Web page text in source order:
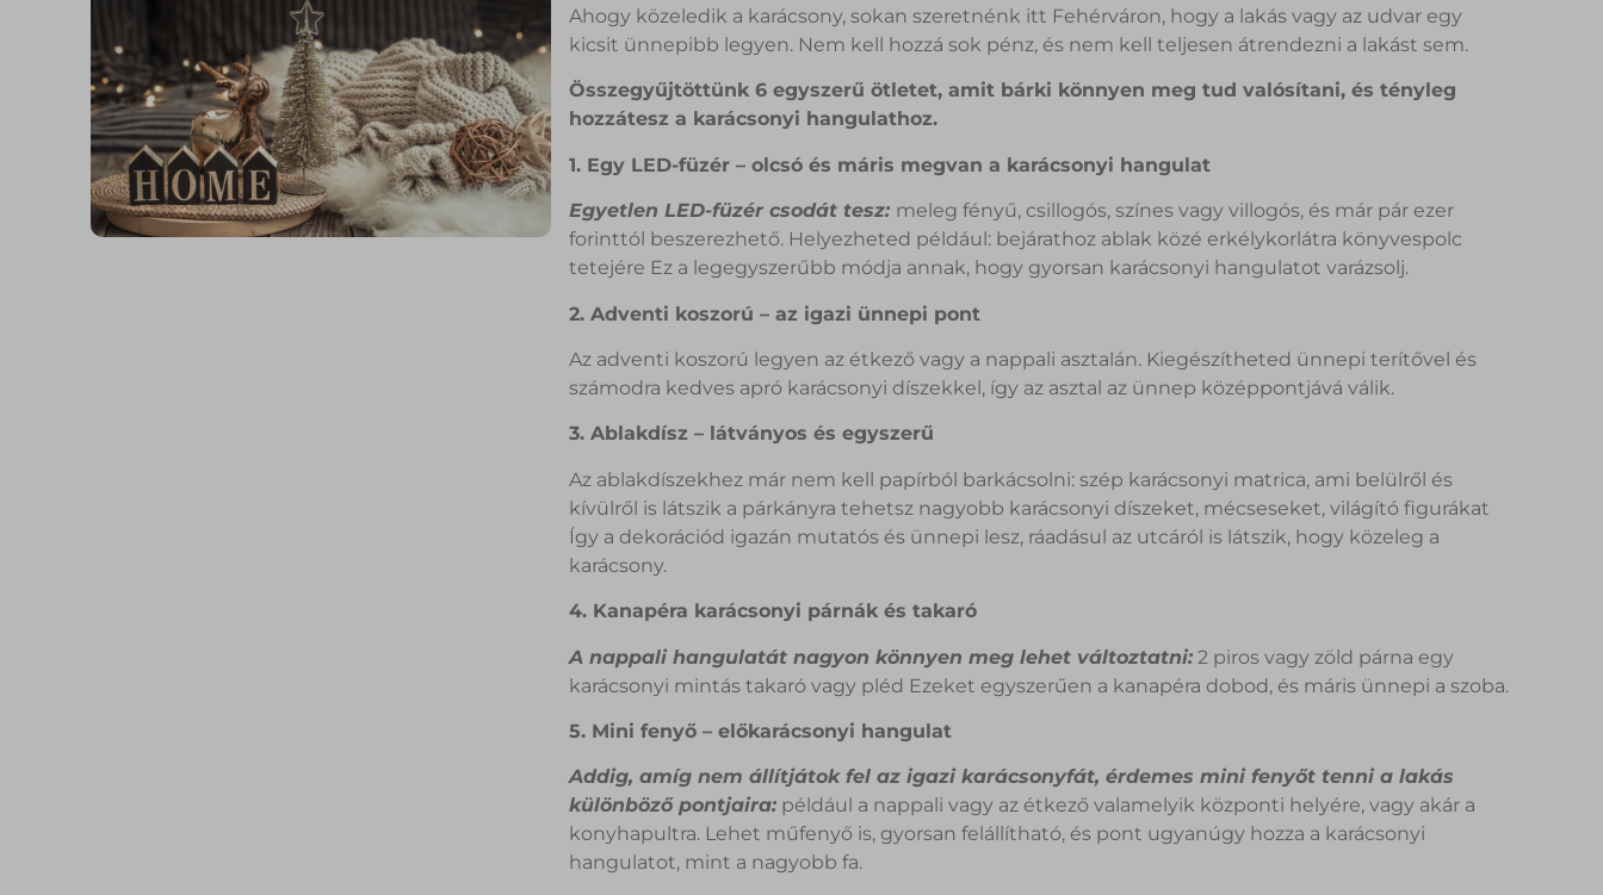
Ahogy közeledik a karácsony, sokan szeretnénk itt Fehérváron, hogy a lakás vagy az udvar egy
kicsit ünnepibb legyen. Nem kell hozzá sok pénz, és nem kell teljesen átrendezni a lakást sem.
Összegyűjtöttünk 6 egyszerű ötletet, amit bárki könnyen meg tud valósítani, és tényleg
hozzátesz a karácsonyi hangulathoz.
1. Egy LED-füzér – olcsó és máris megvan a karácsonyi hangulat
Egyetlen LED-füzér csodát tesz: meleg fényű, csillogós, színes vagy villogós, és már pár ezer
forinttól beszerezhető. Helyezheted például: bejárathoz ablak közé erkélykorlátra könyvespolc
tetejére Ez a legegyszerűbb módja annak, hogy gyorsan karácsonyi hangulatot varázsolj.
2. Adventi koszorú – az igazi ünnepi pont
Az adventi koszorú legyen az étkező vagy a nappali asztalán. Kiegészítheted ünnepi terítővel és
számodra kedves apró karácsonyi díszekkel, így az asztal az ünnep középpontjává válik.
3. Ablakdísz – látványos és egyszerű
Az ablakdíszekhez már nem kell papírból barkácsolni: szép karácsonyi matrica, ami belülről és
kívülről is látszik a párkányra tehetsz nagyobb karácsonyi díszeket, mécseseket, világító figurákat
Így a dekorációd igazán mutatós és ünnepi lesz, ráadásul az utcáról is látszik, hogy közeleg a
karácsony.
4. Kanapéra karácsonyi párnák és takaró
A nappali hangulatát nagyon könnyen meg lehet változtatni:2 piros vagy zöld párna egy
karácsonyi mintás takaró vagy pléd Ezeket egyszerűen a kanapéra dobod, és máris ünnepi a szoba.
5. Mini fenyő – előkarácsonyi hangulat
Addig, amíg nem állítjátok fel az igazi karácsonyfát, érdemes mini fenyőt tenni a lakás
különböző pontjaira:például a nappali vagy az étkező valamelyik központi helyére, vagy akár a
konyhapultra. Lehet műfenyő is, gyorsan felállítható, és pont ugyanúgy hozza a karácsonyi
hangulatot, mint a nagyobb fa.